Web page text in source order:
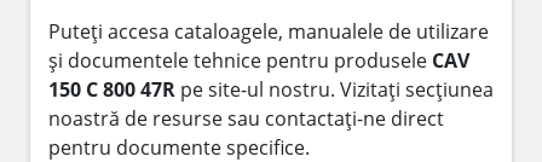
Puteți accesa cataloagele, manualele de utilizare
și documentele tehnice pentru produsele CAV
150 C 800 47R pe site-ul nostru. Vizitați secțiunea
noastră de resurse sau contactați-ne direct
pentru documente specifice.